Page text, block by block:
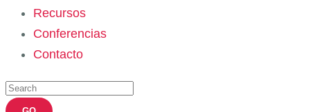
Recursos
Conferencias
Contacto